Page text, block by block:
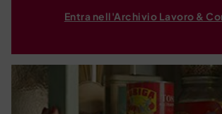
Entra nell'Archivio Lavoro &